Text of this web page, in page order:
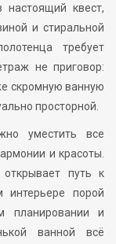
квест,
и стиральной
требует
не приговор:
скромную ванную
просторной.
уместить все
и красоты.
путь к
порой
планировании и
ванной всё